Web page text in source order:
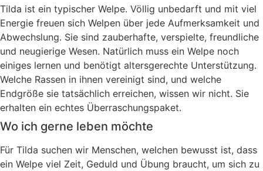
Tilda ist ein typischer Welpe. Völlig unbedarft und mit viel
Energie freuen sich Welpen über jede Aufmerksamkeit und
Abwechslung. Sie sind zauberhafte, verspielte, freundliche
und neugierige Wesen. Natürlich muss ein Welpe noch
einiges lernen und benötigt altersgerechte Unterstützung.
Welche Rassen in ihnen vereinigt sind, und welche
Endgröße sie tatsächlich erreichen, wissen wir nicht. Sie
erhalten ein echtes Überraschungspaket.
Wo ich gerne leben möchte
Für Tilda suchen wir Menschen, welchen bewusst ist, dass
ein Welpe viel Zeit, Geduld und Übung braucht, um sich zu